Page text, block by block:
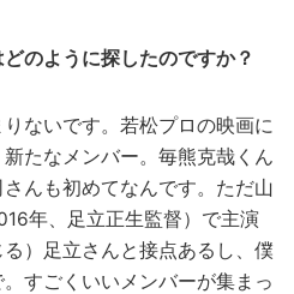
のように探したのですか？
ないです。若松プロの映画に
たなメンバー。毎熊克哉くん
さんも初めてなんです。ただ山
年、足立正生監督）で主演
）足立さんと接点あるし、僕
すごくいいメンバーが集まっ